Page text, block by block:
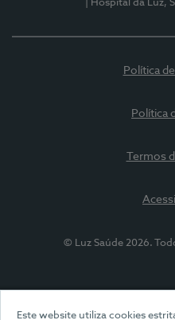
Este website utiliza cookies
| Hospital da Luz,
Política
Política
Termos
© Luz Saúde 2026.